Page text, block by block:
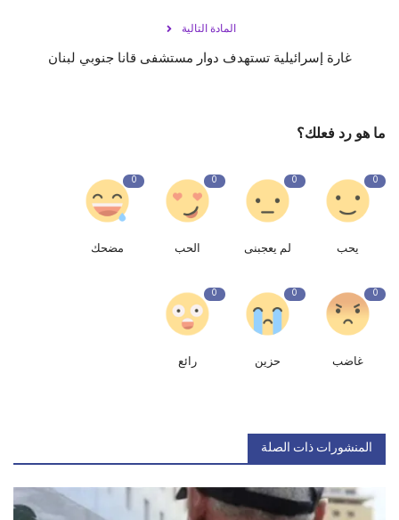
المادة التالية
غارة إسرائيلية تستهدف دوار مستشفى قانا جنوبي لبنان
ما هو رد فعلك؟
0
يحب
0
لم يعجبنى
0
الحب
0
مضحك
0
غاضب
0
حزين
0
رائع
المنشورات ذات الصلة